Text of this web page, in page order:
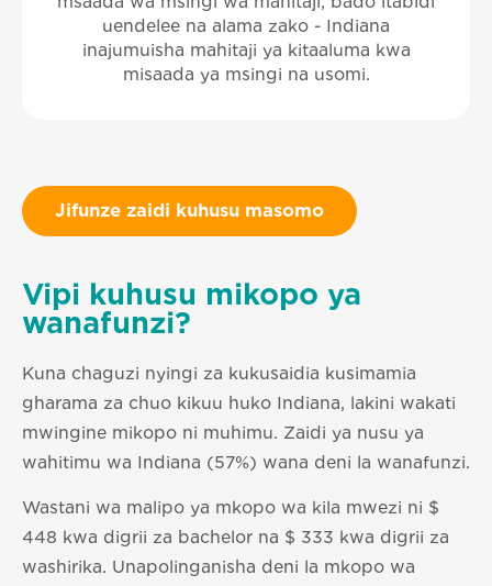
uendelee na alama zako - Indiana
inajumuisha mahitaji ya kitaaluma kwa
misaada ya msingi na usomi.
Jifunze zaidi kuhusu masomo
Vipi kuhusu mikopo ya
wanafunzi?
Kuna chaguzi nyingi za kukusaidia kusimamia
gharama za chuo kikuu huko Indiana, lakini wakati
mwingine mikopo ni muhimu. Zaidi ya nusu ya
wahitimu wa Indiana (57%) wana deni la wanafunzi.
Wastani wa malipo ya mkopo wa kila mwezi ni $
448 kwa digrii za bachelor na $ 333 kwa digrii za
washirika. Unapolinganisha deni la mkopo wa